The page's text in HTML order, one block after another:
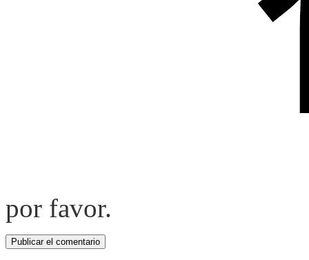
por favor.